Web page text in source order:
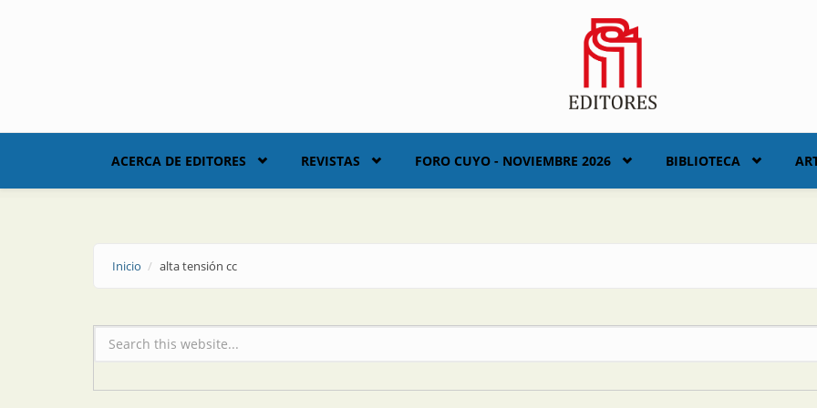
ACERCA DE EDITORES REVISTAS FORO CUYO - NOVIEMBRE 2026 BIBLIOTECA
Inicio alta tensión cc
Formulario de búsqueda